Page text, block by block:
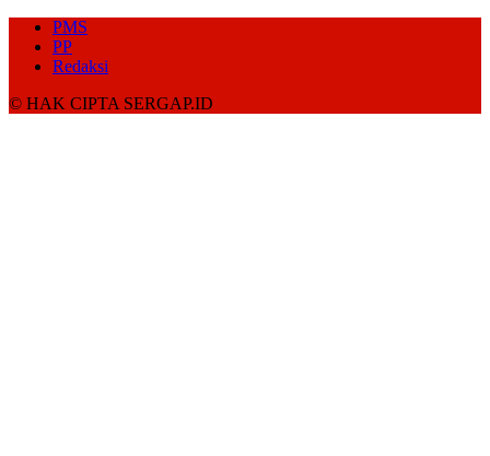
PMS
PP
Redaksi
© HAK CIPTA SERGAP.ID